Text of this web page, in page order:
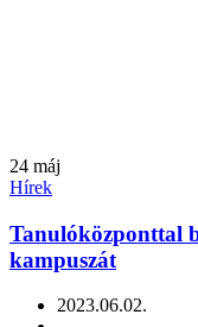
24 máj
Hírek
Tanulóközponttal
kampuszát
2023.06.02.